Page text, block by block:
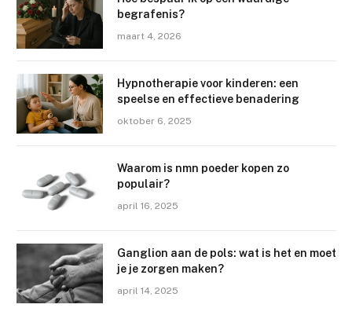
begrafenis?
maart 4, 2026
Hypnotherapie voor kinderen: een
speelse en effectieve benadering
oktober 6, 2025
Waarom is nmn poeder kopen zo
populair?
april 16, 2025
Ganglion aan de pols: wat is het en moet
je je zorgen maken?
april 14, 2025